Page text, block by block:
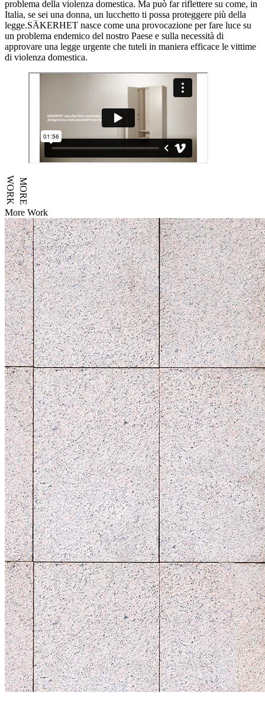
problema della violenza domestica. Ma può far riflettere su come, in
Italia, se sei una donna, un lucchetto ti possa proteggere più della
legge.SÄKERHET nasce come una provocazione per fare luce su
un problema endemico del nostro Paese e sulla necessità di
approvare una legge urgente che tuteli in maniera efficace le vittime
di violenza domestica.
WORK MORE
More Work